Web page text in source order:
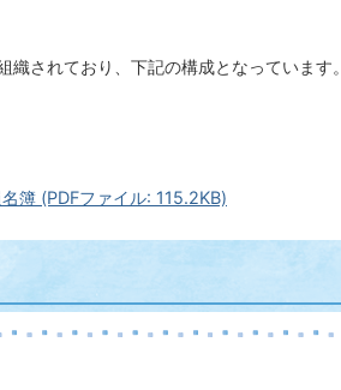
されており、下記の構成となっています。
簿 (PDFファイル: 115.2KB)